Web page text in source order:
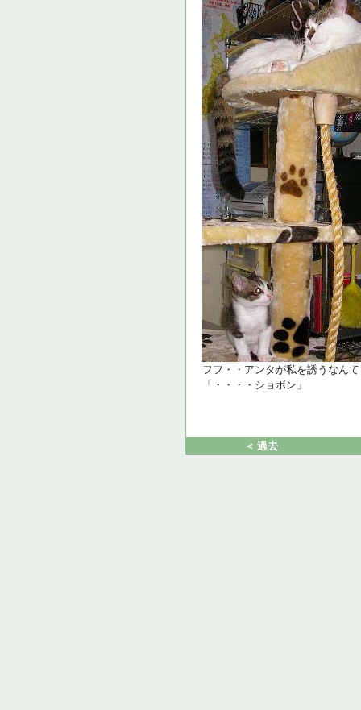
フフ・・アンタが私を誘うなん
「・・・・ショボン」
＜ 過去